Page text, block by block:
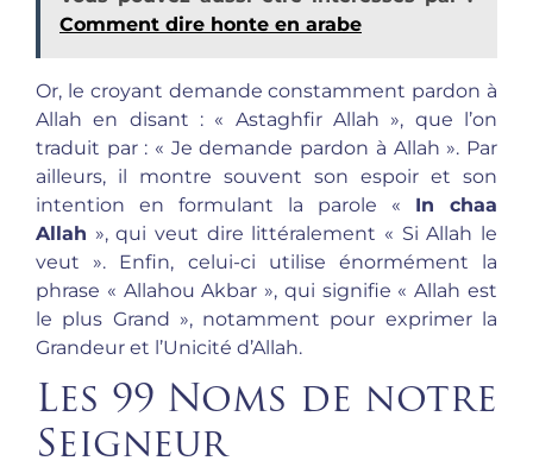
Comment dire honte en arabe
Or, le croyant demande constamment pardon à
Allah en disant : « Astaghfir Allah », que l’on
traduit par : « Je demande pardon à Allah ». Par
ailleurs, il montre souvent son espoir et son
intention en formulant la parole « In chaa
Allah », qui veut dire littéralement « Si Allah le
veut ». Enfin, celui-ci utilise énormément la
phrase « Allahou Akbar », qui signifie « Allah est
le plus Grand », notamment pour exprimer la
Grandeur et l’Unicité d’Allah.
Les 99 Noms de notre
Seigneur